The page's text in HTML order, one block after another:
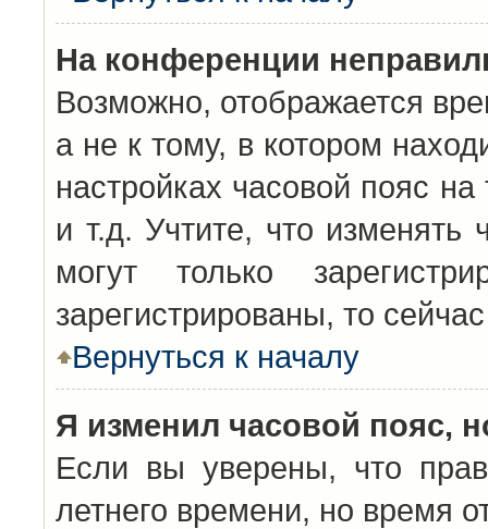
На конференции
Возможно, отображается
а не к тому, в котором
настройках часовой пояс
и т.д. Учтите, что изменять
могут только
зарегистрированы, то
Вернуться к началу
Я изменил часовой пояс,
Если вы уверены, что
летнего времени, но время